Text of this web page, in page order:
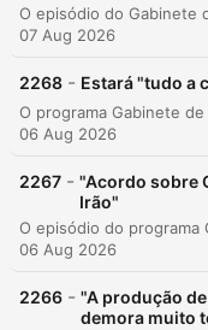
07 Aug 2026
2268 - Estará "tudo a
06 Aug 2026
2267 - "Acordo sobre
Irão"
06 Aug 2026
2266 - "A produção
demora muito